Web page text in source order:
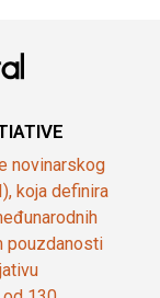
novinarskog
koja definira
pouzdanosti